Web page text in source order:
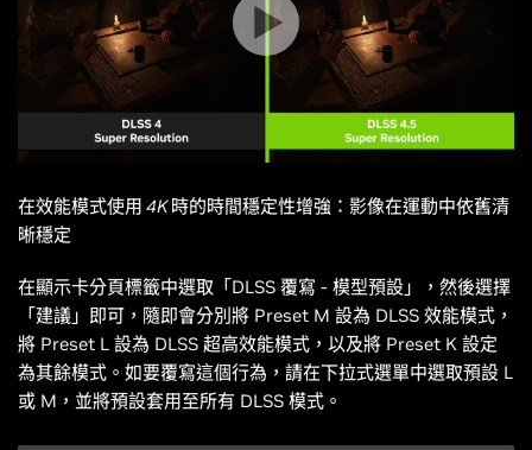
在效能模式使用 4K 時的時間穩定性增強：影像在運動中依舊清
晰穩定
在顯示卡分頁標籤中選取「DLSS 覆寫 - 模型預設」，然後選擇
「建議」即可，隨即會分別將 Preset M 設為 DLSS 效能模式，
將 Preset L 設為 DLSS 超高效能模式，以及將 Preset K 設定
為其餘模式。如要覆寫這個行為，請在下拉式選單中選取預設 L
或 M，並將預設套用至所有 DLSS 模式。